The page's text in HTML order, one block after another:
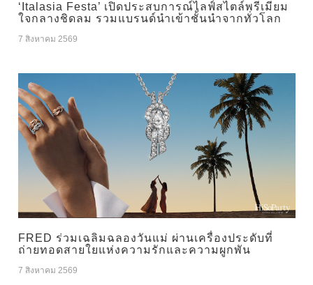
‘Italasia Festa’ เปิดประสบการณ์ไลฟ์สไตล์พรีเมียม
ใจกลางชิดลม รวมแบรนด์นำเข้าชั้นนำจากทั่วโลก
7 สิงหาคม 2569
FRED ร่วมเฉลิมฉลองวันแม่ ผ่านเครื่องประดับที่
ถ่ายทอดสายใยแห่งความรักและความผูกพัน
7 สิงหาคม 2569